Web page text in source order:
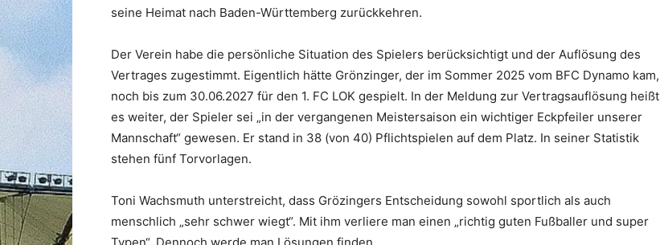
seine Heimat nach Baden-Württemberg zurückkehren.
Der Verein habe die persönliche Situation des Spielers berücksichtigt und der Auflösung des
Vertrages zugestimmt. Eigentlich hätte Grönzinger, der im Sommer 2025 vom BFC Dynamo kam,
noch bis zum 30.06.2027 für den 1. FC LOK gespielt. In der Meldung zur Vertragsauflösung heißt
es weiter, der Spieler sei „in der vergangenen Meistersaison ein wichtiger Eckpfeiler unserer
Mannschaft“ gewesen. Er stand in 38 (von 40) Pflichtspielen auf dem Platz. In seiner Statistik
stehen fünf Torvorlagen.
Toni Wachsmuth unterstreicht, dass Grözingers Entscheidung sowohl sportlich als auch
menschlich „sehr schwer wiegt“. Mit ihm verliere man einen „richtig guten Fußballer und super